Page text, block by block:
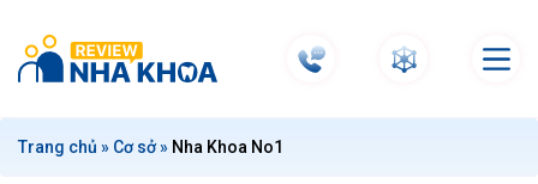
t
Trang chủ » Cơ sở» Nha Khoa No1